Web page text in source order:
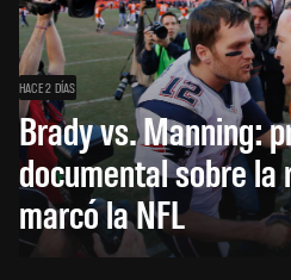
HACE 2 DÍAS
Brady vs. Manning:
documental sobre la
marcó la NFL